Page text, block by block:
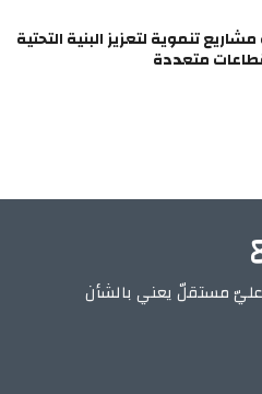
تنموية لتعزيز البنية التحتية
متعددة
مستقلّ يعني بالشأن